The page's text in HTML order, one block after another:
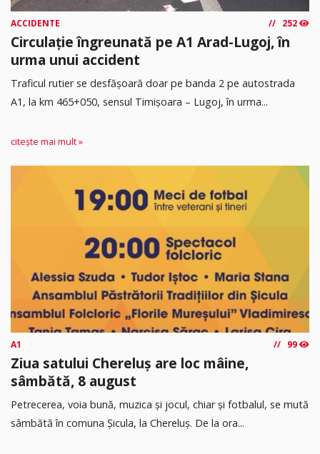
ACCIDENTE 252
Circulație îngreunată pe A1 Arad-Lugoj, în
urma unui accident
Traficul rutier se desfășoară doar pe banda 2 pe autostrada
A1, la km 465+050, sensul Timişoara – Lugoj, în urma...
citește mai mult »
A1 99
Ziua satului Chereluș are loc mâine,
sâmbătă, 8 august
Petrecerea, voia bună, muzica și jocul, chiar și fotbalul, se mută
sâmbătă în comuna Șicula, la Chereluș. De la ora...